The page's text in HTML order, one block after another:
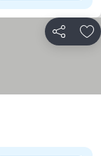
Sdílet